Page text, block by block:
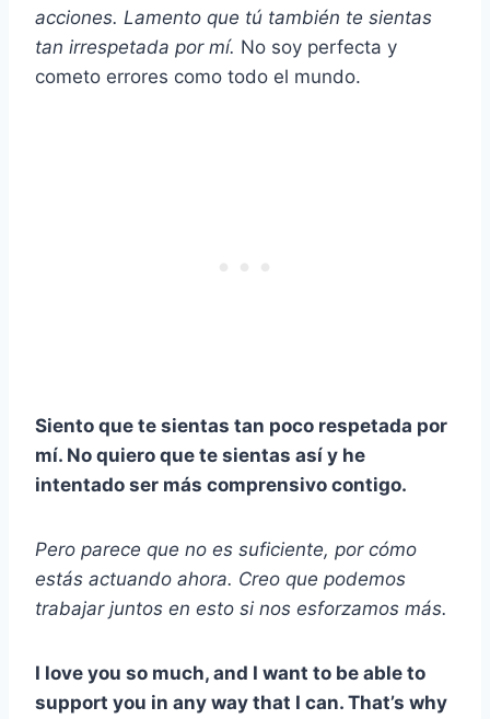
acciones. Lamento que tú también te sientas
tan irrespetada por mí. No soy perfecta y
cometo errores como todo el mundo.
Siento que te sientas tan poco respetada por
mí. No quiero que te sientas así y he
intentado ser más comprensivo contigo.
Pero parece que no es suficiente, por cómo
estás actuando ahora. Creo que podemos
trabajar juntos en esto si nos esforzamos más.
I love you so much, and I want to be able to
support you in any way that I can. That’s why